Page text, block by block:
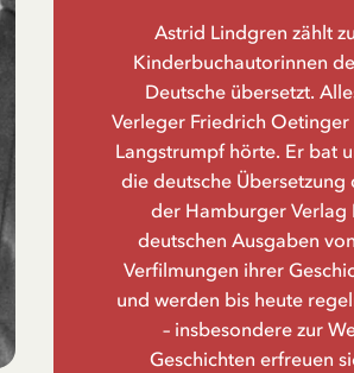
Astrid Lindgren zählt
Kinderbuchautorinnen
Deutsche übersetzt.
Verleger Friedrich
Langstrumpf hörte. Er bat
die deutsche
der Hamburger
deutschen Ausgaben
Verfilmungen ihrer
und werden bis heute
– insbesondere zur
Geschichten erfreuen